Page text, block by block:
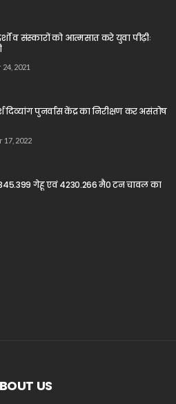
व संस्कारों को आत्मसात करे युवा पीढ़ीः
2021
दिव्यांग पुनर्वास केंद्र का निरीक्षण कर असंतोष
17, 2022
गेहू एवं 4230.266 मै0 टन चावल का
US